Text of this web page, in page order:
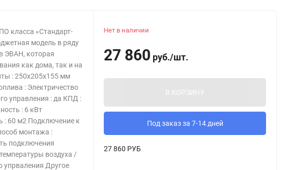
класса «Стандарт-
модель в ряду
ЭВАН, которая
как дома, так и на
: 250х205х155 мм
: Электричество
управления : да КПД :
: 6 кВт
: 60 м2 Подключение к
монтажа :
подключения
воздуха /
упрваления Другое
Нет в наличии
27 860 руб./шт.
В КОРЗИНУ
Под заказ за 7-14 дней
27 860 РУБ